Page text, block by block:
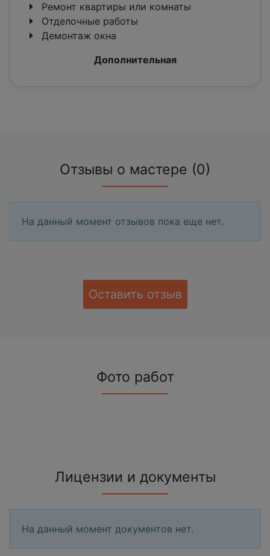
Ремонт квартиры или комнаты
Отделочные работы
Демонтаж окна
Дополнительная
Отзывы о мастере (0)
На данный момент отзывов пока еще нет.
Оставить отзыв
Фото работ
Лицензии и документы
На данный момент документов нет.